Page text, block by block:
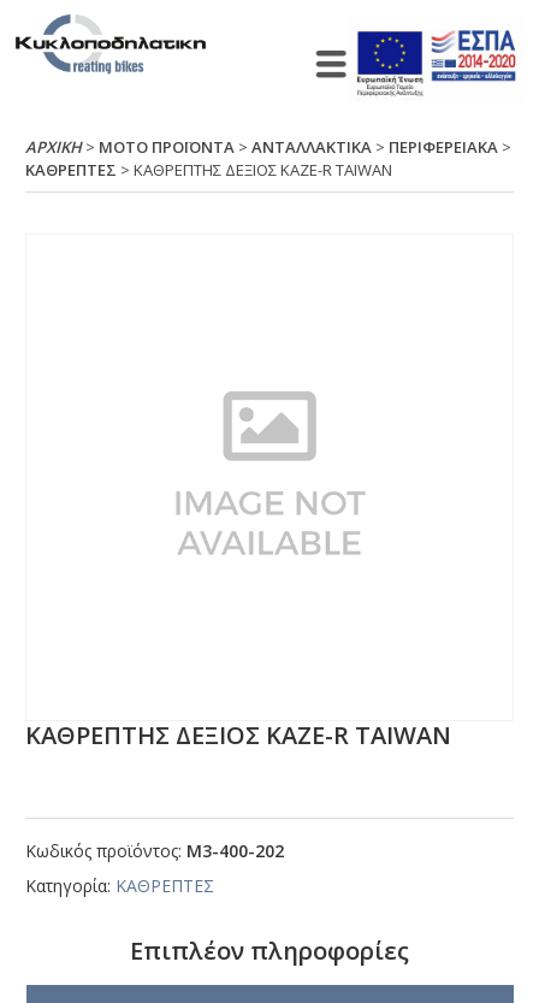
ΑΡΧΙΚΉ> ΜΟΤΟ ΠΡΟΪΟΝΤΑ >ΑΝΤΑΛΛΑΚΤΙΚΑ > ΠΕΡΙΦΕΡΕΙΑΚΑ >
ΚΑΘΡΕΠΤΕΣ > ΚΑΘΡΕΠΤΗΣ ΔΕΞΙΟΣ ΚΑΖΕ-R ΤΑΙWΑΝ
ΚΑΘΡΕΠΤΗΣ ΔΕΞΙΟΣ ΚΑΖΕ-R ΤΑΙWΑΝ
Κωδικός προϊόντος: Μ3-400-202
Κατηγορία: ΚΑΘΡΕΠΤΕΣ
Επιπλέον πληροφορίες